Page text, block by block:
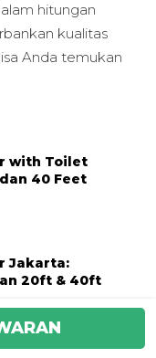
hitungan
kualitas
Anda temukan
with Toilet
40 Feet
Jakarta:
20ft & 40ft